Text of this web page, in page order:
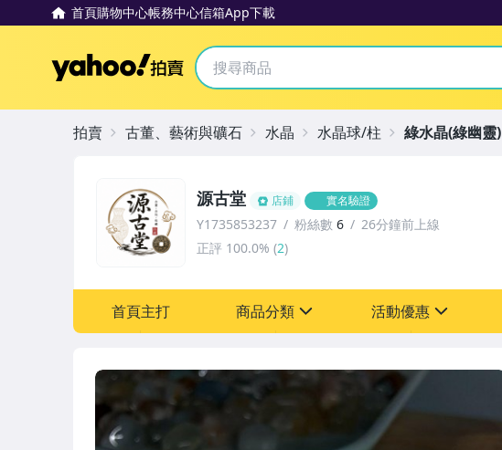
首頁購物中心帳務中心信箱App下載
Yahoo拍賣
源古堂 店鋪 實名驗證
Y1735853237 粉絲數 6
26分鐘前上線
正評 100.0% (2)
首頁主打 商品分類 活動優惠
拍賣 古董、藝術與礦石 水晶 水晶球/柱 綠水晶(綠幽靈)